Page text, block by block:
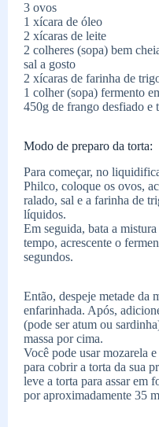
3 ovos
1 xícara de óleo
2 xícaras de leite
2 colheres (sopa) bem
sal a gosto
2 xícaras de farinha de
1 colher (sopa) fermento
450g de frango desfiado e
Modo de preparo da torta:
Para começar, no
Philco, coloque os ovos,
ralado, sal e a farinha de
líquidos.
Em seguida, bata a
tempo, acrescente o
segundos.
Então, despeje metade da
enfarinhada. Após,
(pode ser atum ou
massa por cima.
Você pode usar mozarela
para cobrir a torta da sua
leve a torta para assar em
por aproximadamente 35